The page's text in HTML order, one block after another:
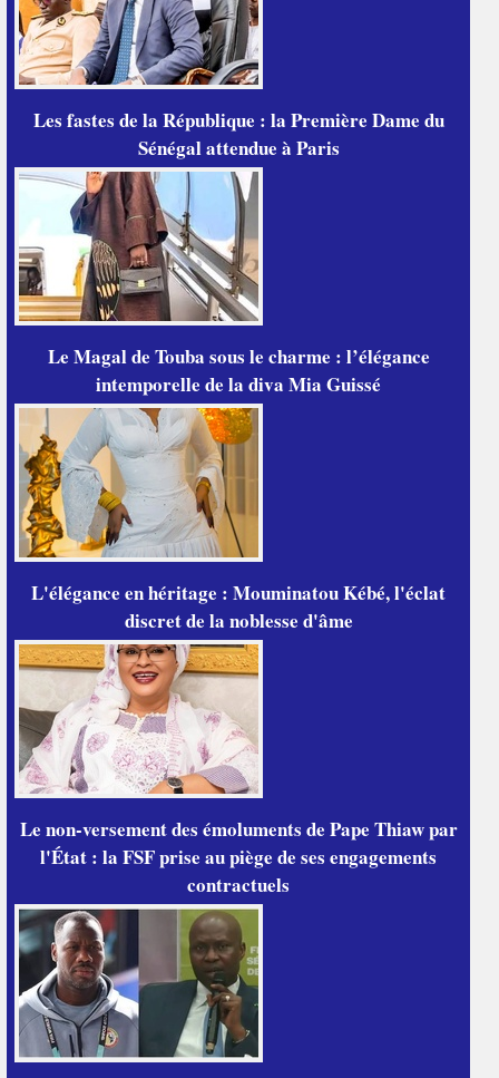
Les fastes de la République : la Première Dame du
Sénégal attendue à Paris
Le Magal de Touba sous le charme : l’élégance
intemporelle de la diva Mia Guissé
L'élégance en héritage : Mouminatou Kébé, l'éclat
discret de la noblesse d'âme
Le non-versement des émoluments de Pape Thiaw par
l'État : la FSF prise au piège de ses engagements
contractuels